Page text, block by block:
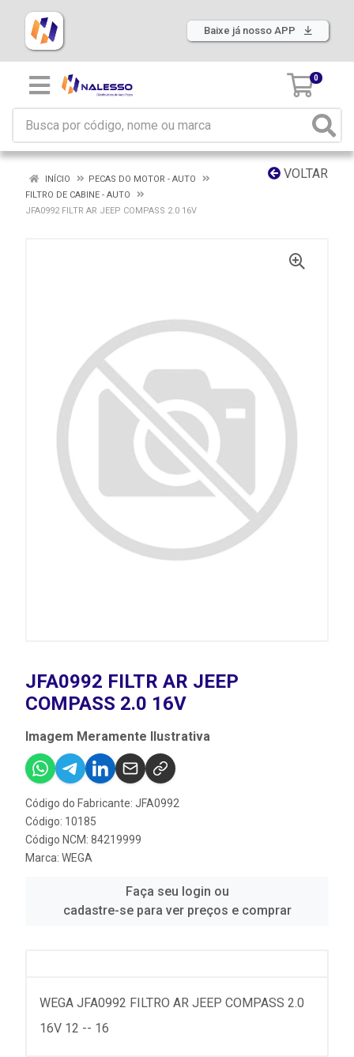
Baixe já nosso APP
0
VOLTAR
INÍCIO
PECAS DO MOTOR - AUTO
FILTRO DE CABINE - AUTO
JFA0992 FILTR AR JEEP COMPASS 2.0 16V
JFA0992 FILTR AR JEEP
COMPASS 2.0 16V
Imagem Meramente Ilustrativa
Código do Fabricante: JFA0992
Código: 10185
Código NCM: 84219999
Marca: WEGA
Faça seu login ou
cadastre-se para ver preços e comprar
WEGA JFA0992 FILTRO AR JEEP COMPASS 2.0
16V 12 -- 16